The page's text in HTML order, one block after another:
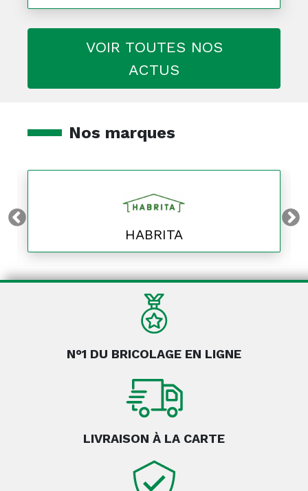
VOIR TOUTES NOS
ACTUS
Nos marques
HABRITA
N°1 DU BRICOLAGE EN LIGNE
LIVRAISON À LA CARTE